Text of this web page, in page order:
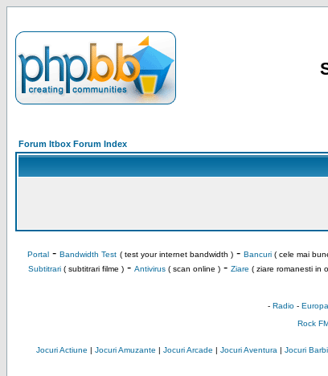
Forum Itbox Forum Index
Portal- Bandwidth Test ( test your internet bandwidth )- Bancuri( cele mai
Subtitrari( subtitrari filme )- Antivirus( scan online )- Ziare ( ziare romanesti in
- Radio-
Rock
Jocuri Actiune | Jocuri Amuzante | Jocuri Arcade | Jocuri Aventura | Jocuri